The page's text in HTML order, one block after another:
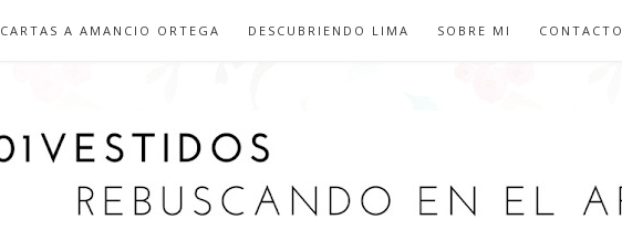
CARTAS A AMANCIO ORTEGA DESCUBRIENDO LIMA SOBRE MI CONTACTO